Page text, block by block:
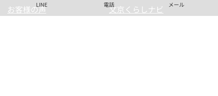
LINE 電話 メール
お客様の声
文京くらしナビ